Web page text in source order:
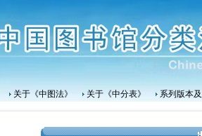
关于《中图法》 关于《中分表》 系列版本